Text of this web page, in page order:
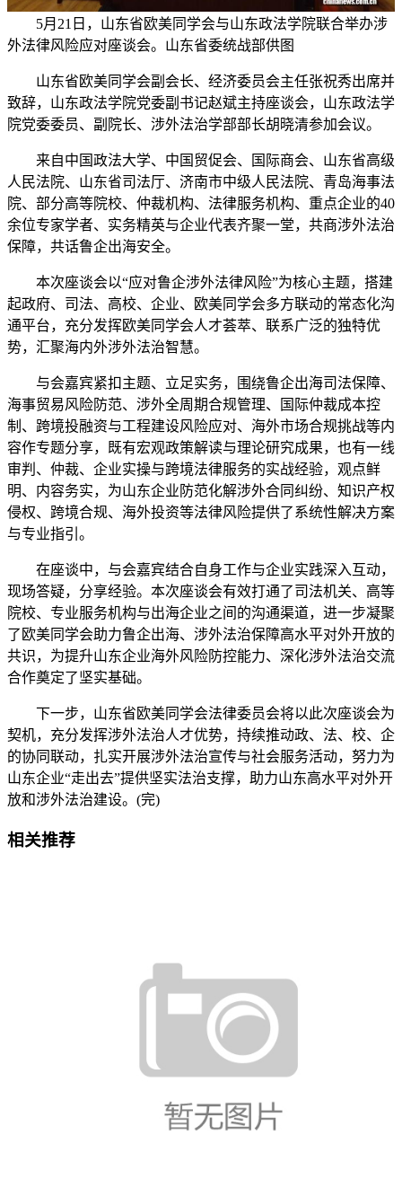
5月21日，山东省欧美同学会与山东政法学院联合举办涉
外法律风险应对座谈会。山东省委统战部供图
山东省欧美同学会副会长、经济委员会主任张祝秀出席并
致辞，山东政法学院党委副书记赵斌主持座谈会，山东政法学
院党委委员、副院长、涉外法治学部部长胡晓清参加会议。
来自中国政法大学、中国贸促会、国际商会、山东省高级
人民法院、山东省司法厅、济南市中级人民法院、青岛海事法
院、部分高等院校、仲裁机构、法律服务机构、重点企业的40
余位专家学者、实务精英与企业代表齐聚一堂，共商涉外法治
保障，共话鲁企出海安全。
本次座谈会以“应对鲁企涉外法律风险”为核心主题，搭建
起政府、司法、高校、企业、欧美同学会多方联动的常态化沟
通平台，充分发挥欧美同学会人才荟萃、联系广泛的独特优
势，汇聚海内外涉外法治智慧。
与会嘉宾紧扣主题、立足实务，围绕鲁企出海司法保障、
海事贸易风险防范、涉外全周期合规管理、国际仲裁成本控
制、跨境投融资与工程建设风险应对、海外市场合规挑战等内
容作专题分享，既有宏观政策解读与理论研究成果，也有一线
审判、仲裁、企业实操与跨境法律服务的实战经验，观点鲜
明、内容务实，为山东企业防范化解涉外合同纠纷、知识产权
侵权、跨境合规、海外投资等法律风险提供了系统性解决方案
与专业指引。
在座谈中，与会嘉宾结合自身工作与企业实践深入互动，
现场答疑，分享经验。本次座谈会有效打通了司法机关、高等
院校、专业服务机构与出海企业之间的沟通渠道，进一步凝聚
了欧美同学会助力鲁企出海、涉外法治保障高水平对外开放的
共识，为提升山东企业海外风险防控能力、深化涉外法治交流
合作奠定了坚实基础。
下一步，山东省欧美同学会法律委员会将以此次座谈会为
契机，充分发挥涉外法治人才优势，持续推动政、法、校、企
的协同联动，扎实开展涉外法治宣传与社会服务活动，努力为
山东企业“走出去”提供坚实法治支撑，助力山东高水平对外开
放和涉外法治建设。(完)
相关推荐